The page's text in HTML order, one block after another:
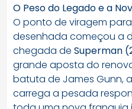
O Peso do Legado e a
O ponto de viragem
desenhada começou a
chegada de Superman
grande aposta do
batuta de James Gunn,
carrega a pesada